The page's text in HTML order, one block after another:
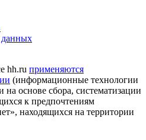
данных
hh.ru применяются
(информационные технологии
основе сбора, систематизации
к предпочтениям
находящихся на территории